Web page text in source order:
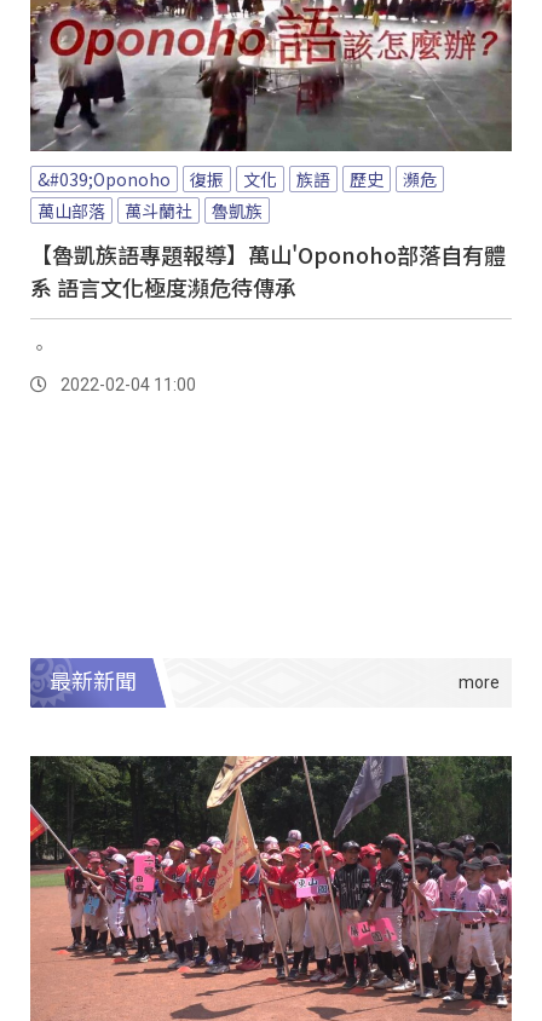
&#039;Oponoho 復振 文化 族語 歷史
瀕危
萬山部落
萬斗蘭社 魯凱族
【魯凱族語專題報導】萬山'Oponoho部落自有體
系 語言文化極度瀕危待傳承
。
2022-02-04 11:00
最新新聞